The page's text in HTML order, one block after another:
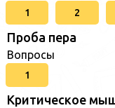
1 2
Проба пера
Вопросы
1
Критическое